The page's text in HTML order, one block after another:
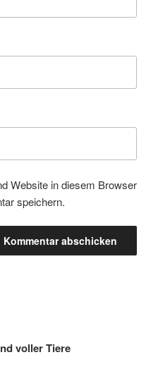
Website in diesem Browser
speichern.
voller Tiere